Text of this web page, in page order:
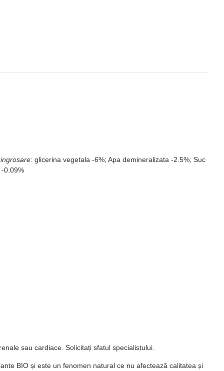
glicerina vegetala -6%; Apa demineralizata -2.5%; Suc
0.09%
sau cardiace. Solicitați sfatul specialistului.
BIO și este un fenomen natural ce nu afectează calitatea și